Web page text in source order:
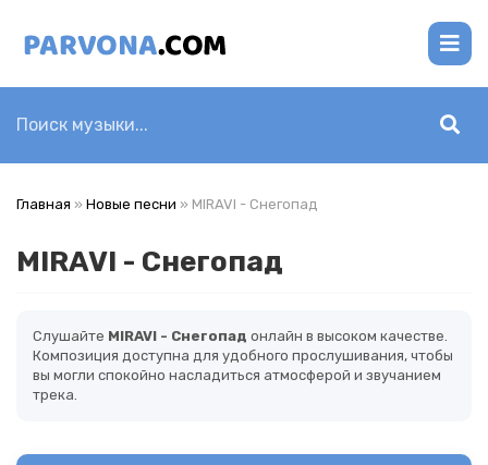
Главная » Новые песни » MIRAVI - Снегопад
MIRAVI - Снегопад
Слушайте MIRAVI - Снегопад онлайн в высоком качестве.
Композиция доступна для удобного прослушивания, чтобы
вы могли спокойно насладиться атмосферой и звучанием
трека.